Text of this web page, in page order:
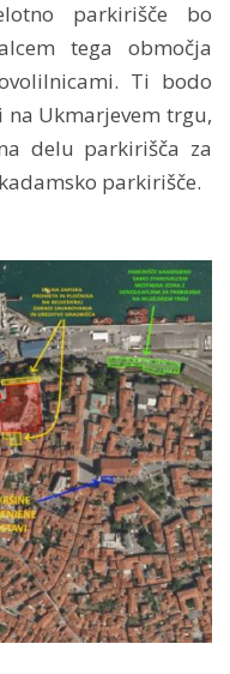
parkirišče bo
tega območja
Ti bodo
Ukmarjevem trgu,
delu parkirišča za
parkirišče.